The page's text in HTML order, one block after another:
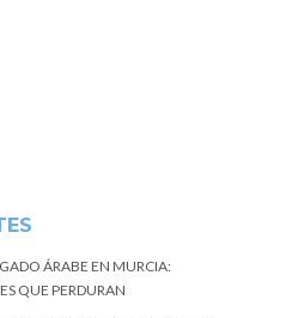
ÁRABE EN MURCIA:
QUE PERDURAN